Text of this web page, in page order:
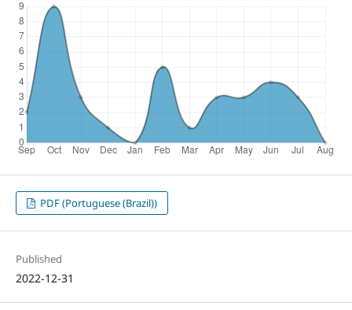
PDF (Portuguese (Brazil))
Published
2022-12-31